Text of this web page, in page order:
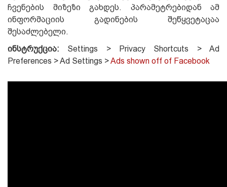
ჩვენების მიზეზი გახდეს. პარამეტრებიდან ამ
ინფორმაციის გადინების შეწყვეტაცაა
შესაძლებელი.
ინსტრუქცია: Settings > Privacy Shortcuts > Ad
Preferences > Ad Settings >Ads shown off of Facebook